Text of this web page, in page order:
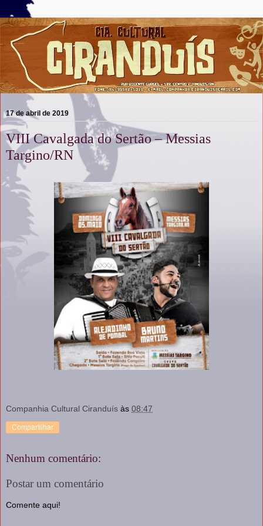
17 de abril de 2019
VIII Cavalgada do Sertão – Messias
Targino/RN
Companhia Cultural Ciranduís às 08:47
Compartilhar
Nenhum comentário:
Postar um comentário
Comente aqui!